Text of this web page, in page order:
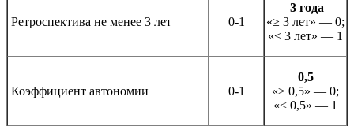
Ретроспектива не менее 3 лет 0-1
3 года
«≥ 3 лет» — 0;
«< 3 лет» — 1
Коэффициент автономии 0-1
0,5
«≥ 0,5» — 0;
«< 0,5» — 1